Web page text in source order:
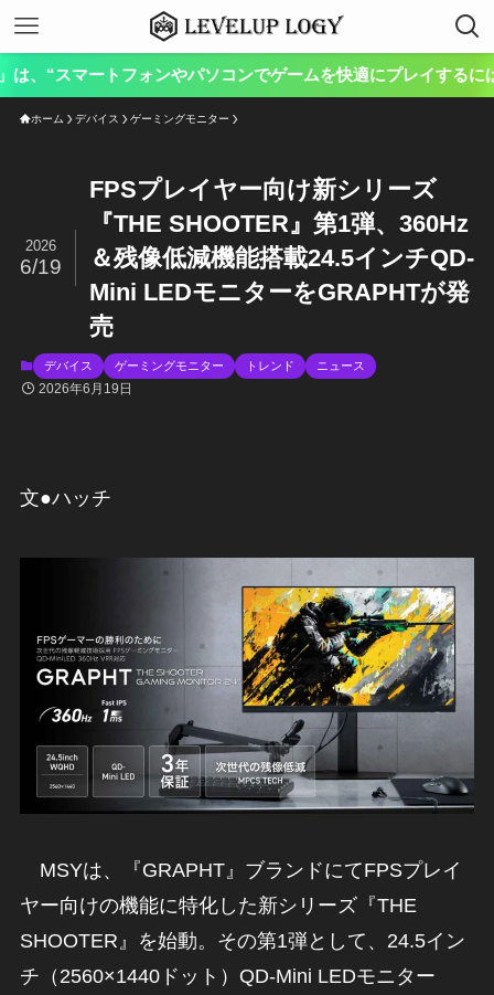
ォンやパソコンでゲームを快適にプレイするには？”をテー
ホーム デバイス ゲーミングモニター
FPSプレイヤー向け新シリーズ
『THE SHOOTER』第1弾、360Hz
＆残像低減機能搭載24.5インチQD-
Mini LEDモニターをGRAPHTが発
売
2026
6/19
デバイス ゲーミングモニター トレンド ニュース
2026年6月19日
文●ハッチ
MSYは、『GRAPHT』ブランドにてFPSプレイ
ヤー向けの機能に特化した新シリーズ『THE
SHOOTER』を始動。その第1弾として、24.5イン
チ（2560×1440ドット）QD-Mini LEDモニター